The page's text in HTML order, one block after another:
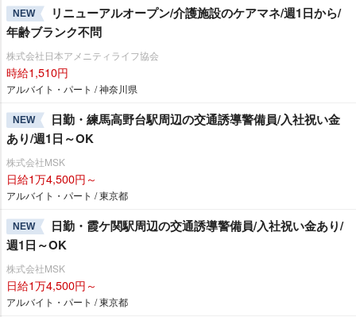
NEW
リニューアルオープン/介護施設のケアマネ/週1日から/
年齢ブランク不問
株式会社日本アメニティライフ協会
時給1,510円
アルバイト・パート / 神奈川県
NEW
日勤・練馬高野台駅周辺の交通誘導警備員/入社祝い金
あり/週1日～OK
株式会社MSK
日給1万4,500円～
アルバイト・パート / 東京都
NEW
日勤・霞ケ関駅周辺の交通誘導警備員/入社祝い金あり/
週1日～OK
株式会社MSK
日給1万4,500円～
アルバイト・パート / 東京都